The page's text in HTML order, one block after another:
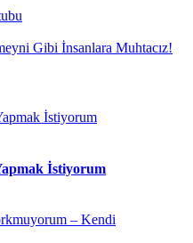
Gibi İnsanlara Muhtacız!
İstiyorum